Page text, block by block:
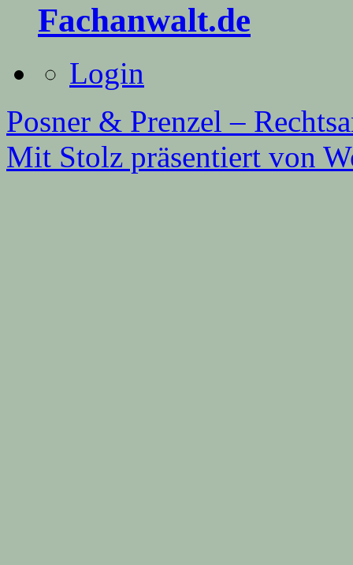
Fachanwalt.de
Login
Posner & Prenzel –
Mit Stolz präsentiert von